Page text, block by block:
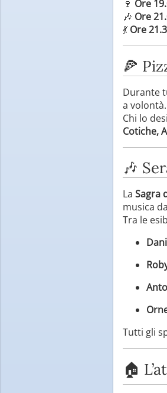
🍷 Ore
🎶 Ore
💃 Ore
🍕
Durante
a volontà.
Chi lo
Cotiche,
🎶
La Sagra
musica
Tra le
Tutti gli
🏠